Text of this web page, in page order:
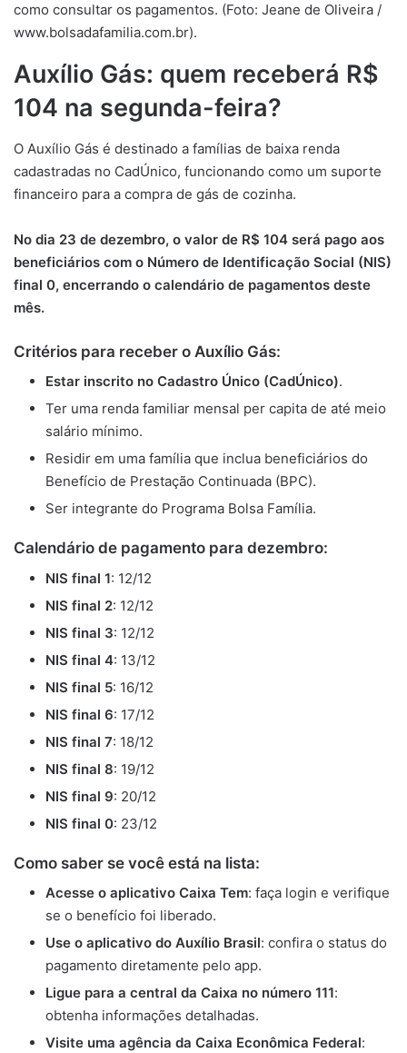
como consultar os pagamentos. (Foto: Jeane de Oliveira /
www.bolsadafamilia.com.br).
Auxílio Gás: quem receberá R$
104 na segunda-feira?
O Auxílio Gás é destinado a famílias de baixa renda
cadastradas no CadÚnico, funcionando como um suporte
financeiro para a compra de gás de cozinha.
No dia 23 de dezembro, o valor de R$ 104 será pago aos
beneficiários com o Número de Identificação Social (NIS)
final 0, encerrando o calendário de pagamentos deste
mês.
Critérios para receber o Auxílio Gás:
Estar inscrito no Cadastro Único (CadÚnico).
Ter uma renda familiar mensal per capita de até meio
salário mínimo.
Residir em uma família que inclua beneficiários do
Benefício de Prestação Continuada (BPC).
Ser integrante do Programa Bolsa Família.
Calendário de pagamento para dezembro:
NIS final 1: 12/12
NIS final 2: 12/12
NIS final 3: 12/12
NIS final 4: 13/12
NIS final 5: 16/12
NIS final 6: 17/12
NIS final 7: 18/12
NIS final 8: 19/12
NIS final 9: 20/12
NIS final 0: 23/12
Como saber se você está na lista:
Acesse o aplicativo Caixa Tem: faça login e verifique
se o benefício foi liberado.
Use o aplicativo do Auxílio Brasil: confira o status do
pagamento diretamente pelo app.
Ligue para a central da Caixa no número 111:
obtenha informações detalhadas.
Visite uma agência da Caixa Econômica Federal: